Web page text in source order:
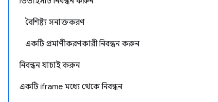
বৈশিষ্ট্য সনাক্তকরণ
একটি প্রমাণীকরণকারী নিবন্ধন করুন
নিবন্ধন যাচাই করুন
একটি iframe মধ্যে থেকে নিবন্ধন